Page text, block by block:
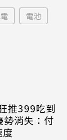
電池
推399吃到
勢消失：付